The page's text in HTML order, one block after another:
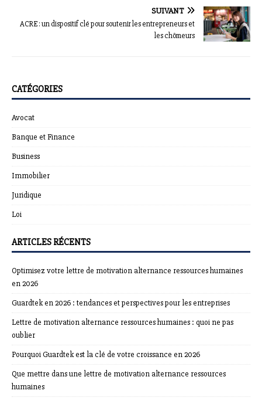
SUIVANT
ACRE : un dispositif clé pour soutenir les entrepreneurs et
les chômeurs
CATÉGORIES
Avocat
Banque et Finance
Business
Immobilier
Juridique
Loi
ARTICLES RÉCENTS
Optimisez votre lettre de motivation alternance ressources humaines
en 2026
Guardtek en 2026 : tendances et perspectives pour les entreprises
Lettre de motivation alternance ressources humaines : quoi ne pas
oublier
Pourquoi Guardtek est la clé de votre croissance en 2026
Que mettre dans une lettre de motivation alternance ressources
humaines